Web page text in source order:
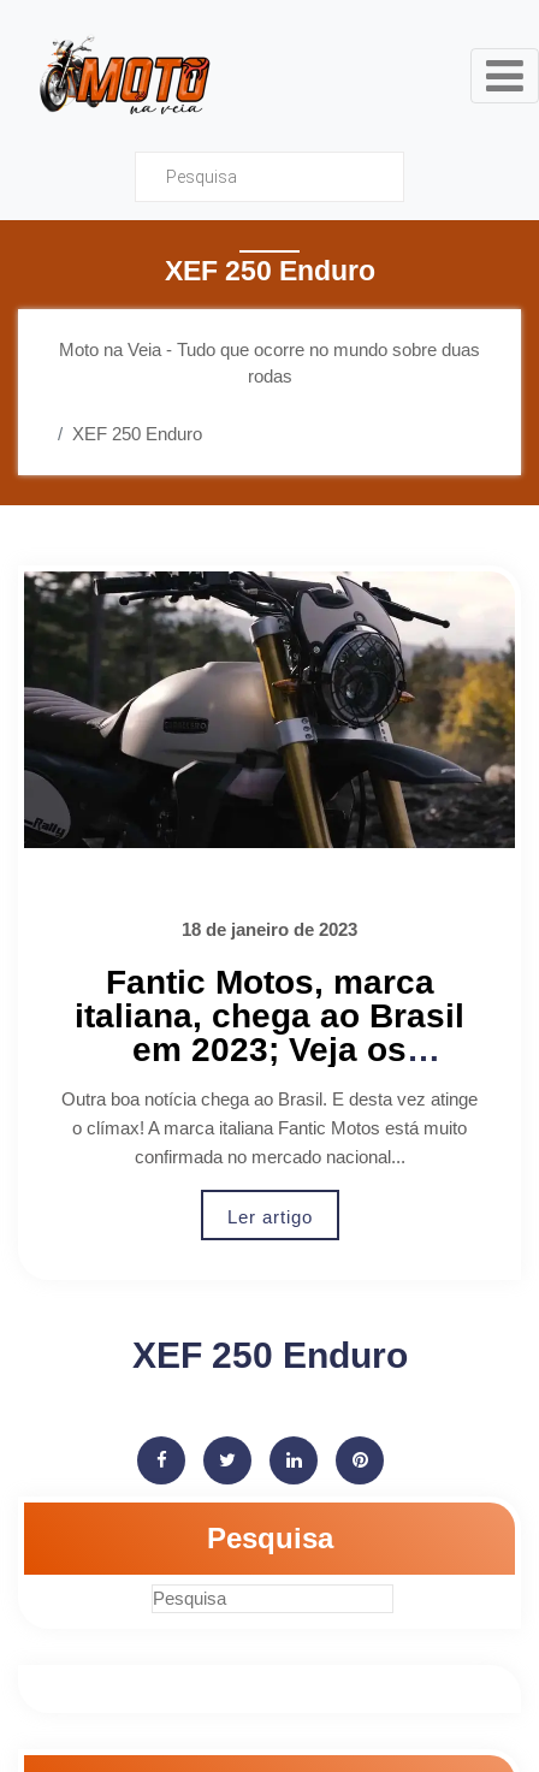
Moto na Veia - Tudo que
XEF 250 Enduro
Moto na Veia - Tudo que ocorre no mundo sobre duas
rodas
XEF 250 Enduro
18 de janeiro de 2023
Fantic Motos, marca
italiana, chega ao Brasil
em 2023; Veja os
modelos.
Outra boa notícia chega ao Brasil. E desta vez atinge
o clímax! A marca italiana Fantic Motos está muito
confirmada no mercado nacional...
Ler artigo
XEF 250 Enduro
Pesquisa